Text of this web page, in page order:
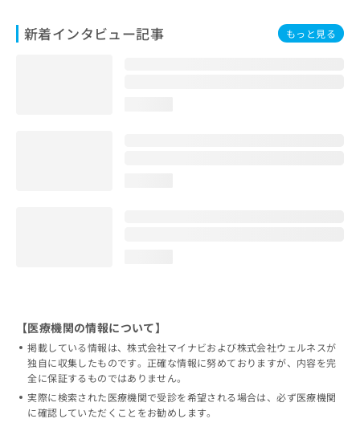
新着インタビュー記事 もっと見る
【医療機関の情報について】
掲載している情報は、株式会社マイナビおよび株式会社ウェルネスが
独自に収集したものです。正確な情報に努めておりますが、内容を完
全に保証するものではありません。
実際に検索された医療機関で受診を希望される場合は、必ず医療機関
に確認していただくことをお勧めします。